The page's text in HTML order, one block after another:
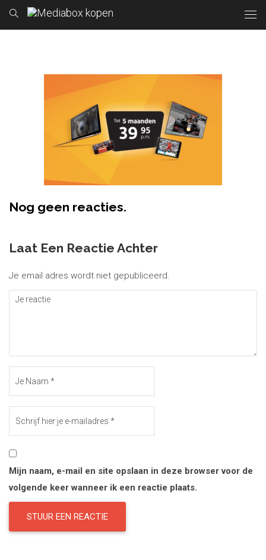
Nog geen reacties.
Laat Een Reactie Achter
Je email adres wordt niet gepubliceerd.
Mijn naam, e-mail en site opslaan in deze browser voor de
volgende keer wanneer ik een reactie plaats.